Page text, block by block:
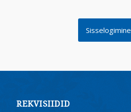
Sisselogimine
REKVISIIDID